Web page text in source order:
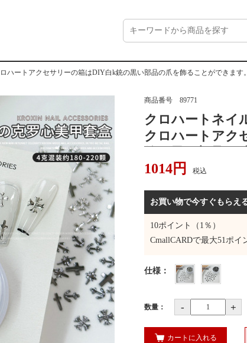
ハートアクセサリーの箱はDIY白k銃の黒い部品の爪を飾ることができます。
商品番号 89771
クロハートネイ
クロハートアク
す。
1014円 税込
お買い物で今すぐもらえ
10ポイント（1％）
CmallCARDで最大51ポイ
仕様 ：
数量： - +
カートに入れる